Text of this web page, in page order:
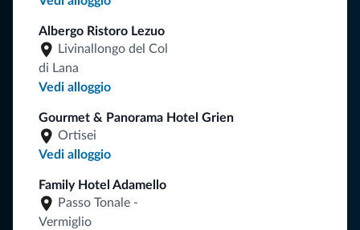
Albergo Ristoro Lezuo
Livinallongo del Col
di Lana
Vedi alloggio
Gourmet & Panorama Hotel Grien
Ortisei
Vedi alloggio
Family Hotel Adamello
Passo Tonale -
Vermiglio
Segui Dolomiti.it
Consigli dalle Dolomiti
Riceverai informazioni, offerte esclusive e news per la tua